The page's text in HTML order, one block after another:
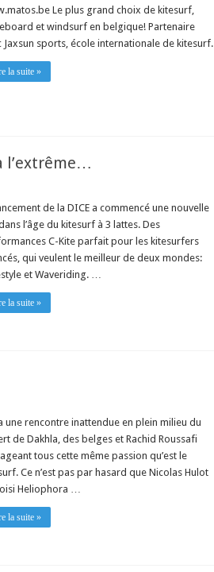
Le plus grand choix de kitesurf,
et windsurf en belgique! Partenaire
Jaxsun sports, école internationale de kitesurf.
la suite »
l’extrême…
de la DICE a commencé une nouvelle
l’âge du kitesurf à 3 lattes. Des
C-Kite parfait pour les kitesurfers
qui veulent le meilleur de deux mondes:
et Waveriding. …
la suite »
une rencontre inattendue en plein milieu du
de Dakhla, des belges et Rachid Roussafi
tous cette même passion qu’est le
Ce n’est pas par hasard que Nicolas Hulot
Heliophora …
la suite »